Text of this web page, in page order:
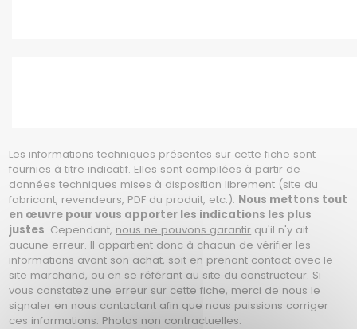
Les informations techniques présentes sur cette fiche sont
fournies à titre indicatif. Elles sont compilées à partir de
données techniques mises à disposition librement (site du
fabricant, revendeurs, PDF du produit, etc.). Nous mettons tout
en œuvre pour vous apporter les indications les plus
justes. Cependant, nous ne pouvons garantir qu'il n'y ait
aucune erreur. Il appartient donc à chacun de vérifier les
informations avant son achat, soit en prenant contact avec le
site marchand, ou en se référant au site du constructeur. Si
vous constatez une erreur sur cette fiche, merci de nous le
signaler en nous contactant afin que nous puissions corriger
ces informations. Photos non contractuelles.